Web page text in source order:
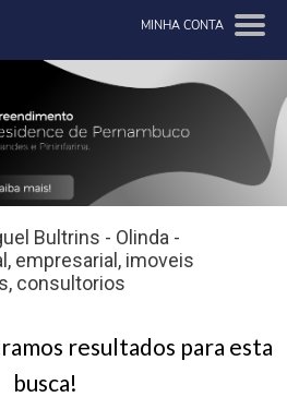
MINHA CONTA
Bultrins - Olinda -
empresarial, imoveis
consultorios
resultados para esta
busca!